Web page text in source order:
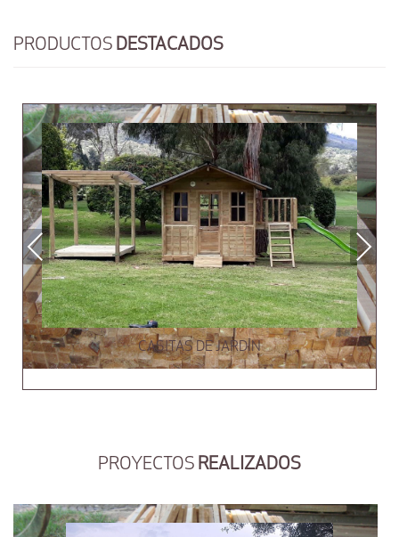
PRODUCTOS DESTACADOS
CASITAS DE JARDÍN
Previous Next
PROYECTOS REALIZADOS